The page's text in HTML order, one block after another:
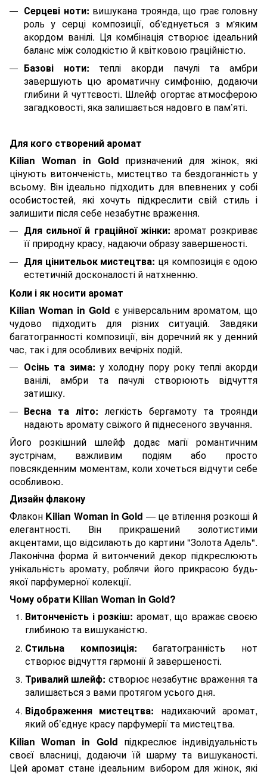
Серцеві ноти: вишукана троянда, що грає головну
роль у серці композиції, об'єднується з м'яким
акордом ванілі. Ця комбінація створює ідеальний
баланс між солодкістю й квітковою граційністю.
Базові ноти: теплі акорди пачулі та амбри
завершують цю ароматичну симфонію, додаючи
глибини й чуттєвості. Шлейф огортає атмосферою
загадковості, яка залишається надовго в пам’яті.
Для кого створений аромат
Kilian Woman in Gold призначений для жінок, які
цінують витонченість, мистецтво та бездоганність у
всьому. Він ідеально підходить для впевнених у собі
особистостей, які хочуть підкреслити свій стиль і
залишити після себе незабутнє враження.
Для сильної й граційної жінки: аромат розкриває
її природну красу, надаючи образу завершеності.
Для цінительок мистецтва: ця композиція є одою
естетичній досконалості й натхненню.
Коли і як носити аромат
Kilian Woman in Gold є універсальним ароматом, що
чудово підходить для різних ситуацій. Завдяки
багатогранності композиції, він доречний як у денний
час, так і для особливих вечірніх подій.
Осінь та зима: у холодну пору року теплі акорди
ванілі, амбри та пачулі створюють відчуття
затишку.
Весна та літо: легкість бергамоту та троянди
надають аромату свіжого й піднесеного звучання.
Його розкішний шлейф додає магії романтичним
зустрічам, важливим подіям або просто
повсякденним моментам, коли хочеться відчути себе
особливою.
Дизайн флакону
Флакон Kilian Woman in Gold — це втілення розкоші й
елегантності. Він прикрашений золотистими
акцентами, що відсилають до картини "Золота Адель".
Лаконічна форма й витончений декор підкреслюють
унікальність аромату, роблячи його прикрасою будь-
якої парфумерної колекції.
Чому обрати Kilian Woman in Gold?
Витонченість і розкіш: аромат, що вражає своєю
глибиною та вишуканістю.
Стильна композиція: багатогранність нот
створює відчуття гармонії й завершеності.
Тривалий шлейф: створює незабутнє враження та
залишається з вами протягом усього дня.
Відображення мистецтва: надихаючий аромат,
який об’єднує красу парфумерії та мистецтва.
Kilian Woman in Gold підкреслює індивідуальність
своєї власниці, додаючи їй шарму та вишуканості.
Цей аромат стане ідеальним вибором для жінок, які